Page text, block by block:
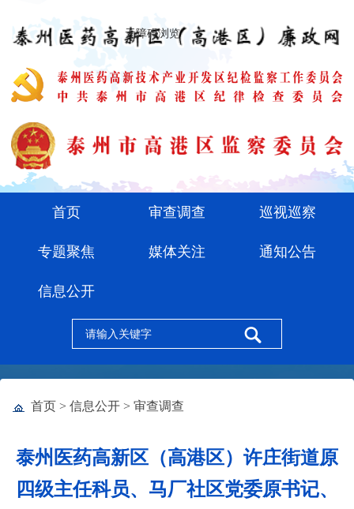
无障碍浏览
首页 审查调查 巡视巡察
专题聚焦 媒体关注 通知公告
信息公开
首页>信息公开>审查调查
泰州医药高新区（高港区）许庄街道原
四级主任科员、马厂社区党委原书记、